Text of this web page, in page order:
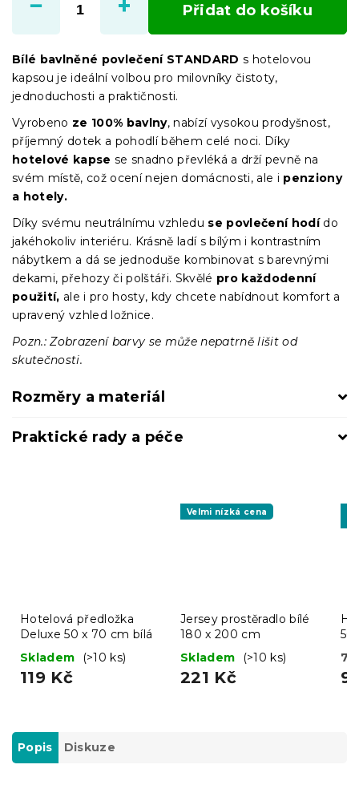
Přidat do košíku
Bílé bavlněné povlečení STANDARD s hotelovou
kapsou je ideální volbou pro milovníky čistoty,
jednoduchosti a praktičnosti.
Vyrobeno ze 100% bavlny, nabízí vysokou prodyšnost,
příjemný dotek a pohodlí během celé noci. Díky
hotelové kapse se snadno převléká a drží pevně na
svém místě, což ocení nejen domácnosti, ale i penziony
a hotely.
Díky svému neutrálnímu vzhledu se povlečení hodído
jakéhokoliv interiéru. Krásně ladí s bílým i kontrastním
nábytkem a dá se jednoduše kombinovat s barevnými
dekami, přehozy či polštáři. Skvělé pro každodenní
použití, ale i pro hosty, kdy chcete nabídnout komfort a
upravený vzhled ložnice.
Pozn.: Zobrazení barvy se může nepatrně lišit od
skutečnosti.
Rozměry a materiál
Praktické rady a péče
Hotelová předložka
Deluxe 50 x 70 cm bílá
Skladem
(>10 ks)
119 Kč
Velmi nízká cena
Jersey prostěradlo bílé
180 x 200 cm
Skladem
(>10 ks)
221 Kč
50
7
Popis Diskuze